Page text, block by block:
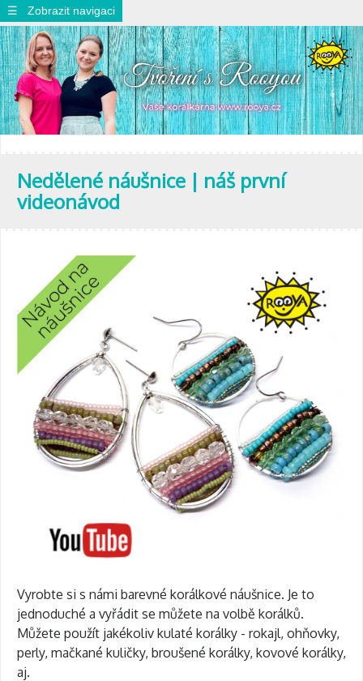
☰ Zobrazit navigaci
Nedělené náušnice | náš první
videonávod
Vyrobte si s námi barevné korálkové náušnice. Je to
jednoduché a vyřádit se můžete na volbě korálků.
Můžete použít jakékoliv kulaté korálky - rokajl, ohňovky,
perly, mačkané kuličky, broušené korálky, kovové korálky,
aj.